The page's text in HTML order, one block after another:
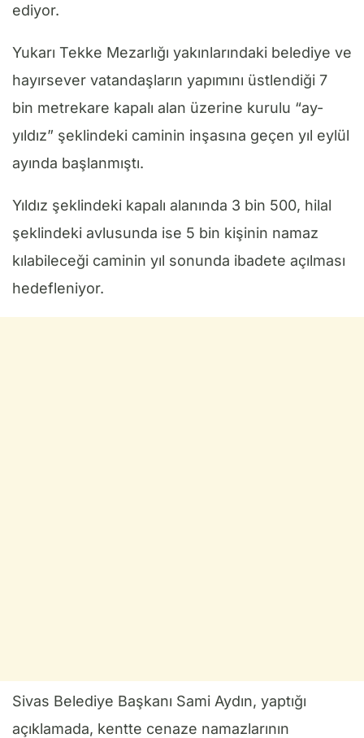
ediyor.
Yukarı Tekke Mezarlığı yakınlarındaki belediye ve
hayırsever vatandaşların yapımını üstlendiği 7
bin metrekare kapalı alan üzerine kurulu “ay-
yıldız” şeklindeki caminin inşasına geçen yıl eylül
ayında başlanmıştı.
Yıldız şeklindeki kapalı alanında 3 bin 500, hilal
şeklindeki avlusunda ise 5 bin kişinin namaz
kılabileceği caminin yıl sonunda ibadete açılması
hedefleniyor.
Sivas Belediye Başkanı Sami Aydın, yaptığı
açıklamada, kentte cenaze namazlarının